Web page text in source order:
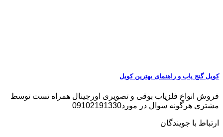
کویل گنج یاب و راهنمای بهترین کویل
فروش انواع فلزیاب بوقی و تصویری اورجینال همراه تست توسط
مشتری هرگونه سوال در مورد09102191330
ارتباط با جویندگان